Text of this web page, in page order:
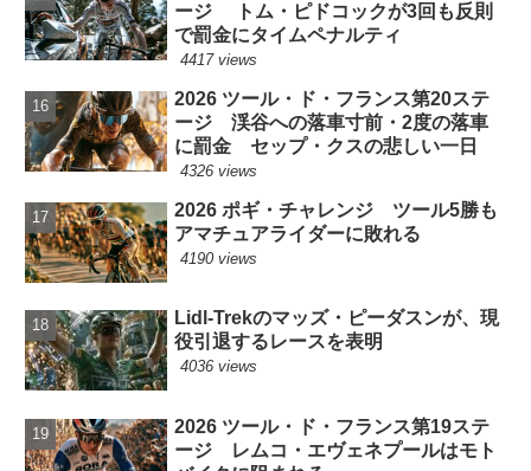
ージ トム・ピドコックが3回も反則
で罰金にタイムペナルティ
4417 views
2026 ツール・ド・フランス第20ステ
ージ 渓谷への落車寸前・2度の落車
に罰金 セップ・クスの悲しい一日
4326 views
2026 ポギ・チャレンジ ツール5勝も
アマチュアライダーに敗れる
4190 views
Lidl-Trekのマッズ・ピーダスンが、現
役引退するレースを表明
4036 views
2026 ツール・ド・フランス第19ステ
ージ レムコ・エヴェネプールはモト